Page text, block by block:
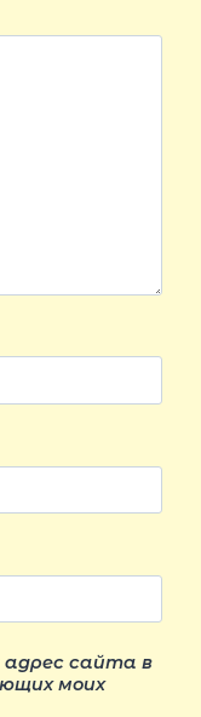
адрес сайта в
моих